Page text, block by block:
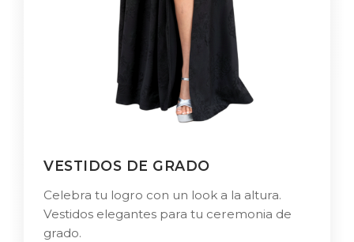
VESTIDOS DE GRADO
Celebra tu logro con un look a la altura.
Vestidos elegantes para tu ceremonia de
grado.